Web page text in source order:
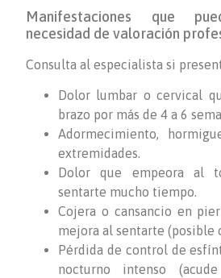
Manifestaciones que
necesidad de valoración
Consulta al especialista si
Dolor lumbar o cervical
brazo por más de 4 a 6
Adormecimiento,
extremidades.
Dolor que empeora al
sentarte mucho tiempo.
Cojera o cansancio en
mejora al sentarte (posible
Pérdida de control de
nocturno intenso